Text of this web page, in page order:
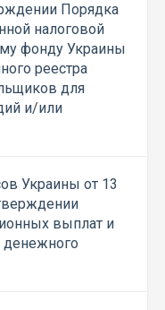
Порядка
налоговой
фонду Украины
реестра
для
и/или
Украины от 13
выплат и
денежного